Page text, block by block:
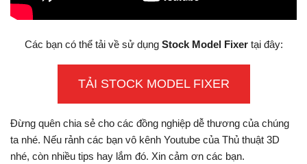
Các bạn có thể tải về sử dụng Stock Model Fixer tại đây:
TẢI STOCK MODEL FIXER
Đừng quên chia sẻ cho các đồng nghiệp dễ thương của chúng
ta nhé. Nếu rảnh các bạn vô kênh Youtube của Thủ thuật 3D
nhé, còn nhiều tips hay lắm đó. Xin cảm ơn các bạn.